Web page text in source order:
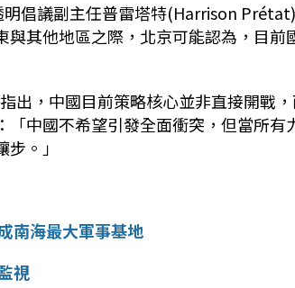
倡議副主任普雷塔特(Harrison Prétat)
其他地區之際，北京可能認為，目前
出，中國目前策略核心並非直接開戰
中國不希望引發全面衝突，但當所有
。」
南海最大軍事基地
視